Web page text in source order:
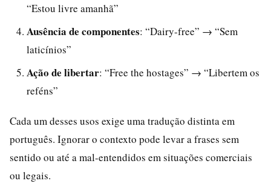
“Estou livre amanhã”
Ausência de componentes: “Dairy-free” → “Sem
laticínios”
Ação de libertar: “Free the hostages” → “Libertem os
reféns”
Cada um desses usos exige uma tradução distinta em
português. Ignorar o contexto pode levar a frases sem
sentido ou até a mal-entendidos em situações comerciais
ou legais.